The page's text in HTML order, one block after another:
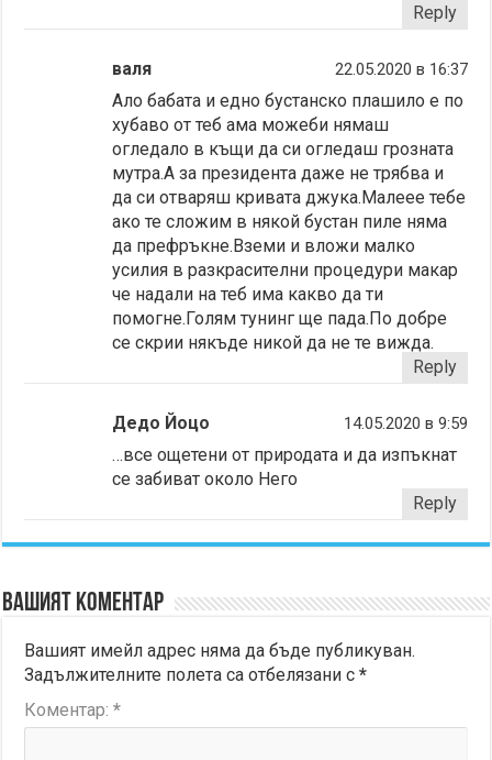
Reply
валя 22.05.2020 в 16:37
Ало бабата и едно бустанско плашило е по
хубаво от теб ама можеби нямаш
огледало в къщи да си огледаш грозната
мутра.А за президента даже не трябва и
да си отваряш кривата джука.Малеее тебе
ако те сложим в някой бустан пиле няма
да префръкне.Вземи и вложи малко
усилия в разкрасителни процедури макар
че надали на теб има какво да ти
помогне.Голям тунинг ще пада.По добре
се скрии някъде никой да не те вижда.
Reply
Дедо Йоцо 14.05.2020 в 9:59
…все ощетени от природата и да изпъкнат
се забиват около Него
Reply
Вашият коментар
Вашият имейл адрес няма да бъде публикуван.
Задължителните полета са отбелязани с*
Коментар:*